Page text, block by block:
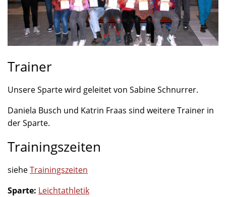
Trainer
Unsere Sparte wird geleitet von Sabine Schnurrer.
Daniela Busch und Katrin Fraas sind weitere Trainer in
der Sparte.
Trainingszeiten
sieheTrainingszeiten
Sparte: Leichtathletik